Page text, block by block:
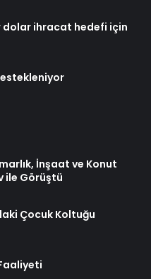
dolar ihracat hedefi için
İnşaat ve Konut
ile Görüştü
Çocuk Koltuğu